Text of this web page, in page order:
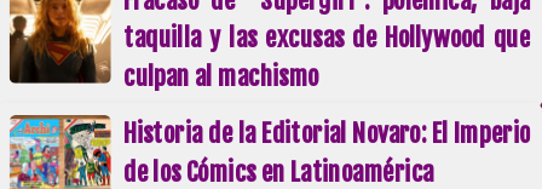
taquilla y las excusas de Hollywood que
culpan al machismo
Historia de la Editorial Novaro: El Imperio
de los Cómics en Latinoamérica